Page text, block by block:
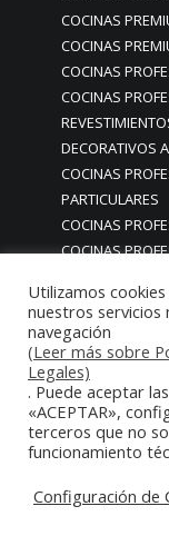
COCINAS
COCINAS
COCINAS
COCINAS
DECORATIVOS
COCINAS
PARTICULARES
COCINAS
COCINAS
Cocinas
personalizadas
Cocinas
monoblock a
cocinas
particulares
COCINAS
ACABADOS
Utilizamos
nuestros servicios
navegación
(Leer más sobre
Legales)
. Puede aceptar
«ACEPTAR»,
terceros que no
funcionamiento
Configuración de